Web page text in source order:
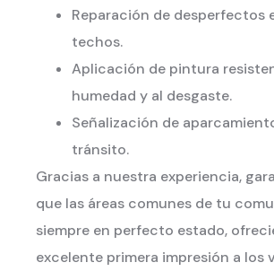
Reparación de desperfectos
techos.
Aplicación de pintura
humedad y al desgaste.
Señalización de
tránsito.
Gracias a nuestra experiencia,
que las áreas comunes de tu
siempre en perfecto estado,
excelente primera impresión a los